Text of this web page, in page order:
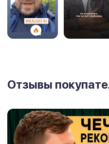
Отзывы